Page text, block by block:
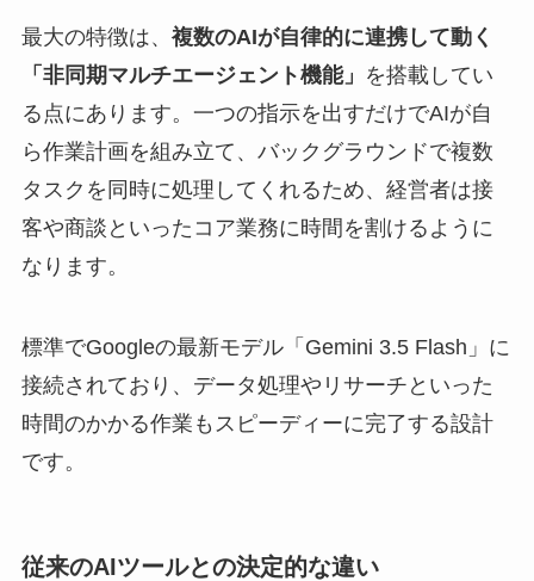
最大の特徴は、 複数のAIが自律的に連携して動く
「非同期マルチエージェント機能」 を搭載してい
る点にあります。一つの指示を出すだけでAIが自
ら作業計画を組み立て、バックグラウンドで複数
タスクを同時に処理してくれるため、経営者は接
客や商談といったコア業務に時間を割けるように
なります。
標準でGoogleの最新モデル「Gemini 3.5 Flash」に
接続されており、データ処理やリサーチといった
時間のかかる作業もスピーディーに完了する設計
です。
従来のAIツールとの決定的な違い